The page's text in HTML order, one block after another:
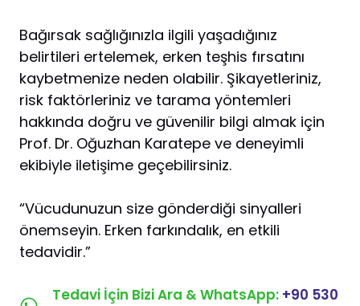
Bağırsak sağlığınızla ilgili yaşadığınız
belirtileri ertelemek, erken teşhis fırsatını
kaybetmenize neden olabilir. Şikayetleriniz,
risk faktörleriniz ve tarama yöntemleri
hakkında doğru ve güvenilir bilgi almak için
Prof. Dr. Oğuzhan Karatepe ve deneyimli
ekibiyle iletişime geçebilirsiniz.
“Vücudunuzun size gönderdiği sinyalleri
önemseyin. Erken farkındalık, en etkili
tedavidir.”
Tedavi İçin Bizi Ara & WhatsApp: +90 530